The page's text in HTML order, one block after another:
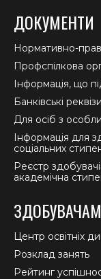
ДОКУМЕНТИ
Нормативно-
Профспілкова
Інформація, що
Банківські
Для осіб з
Інформація для
соціальних
Реєстр
академічна
ЗДОБУВАЧАМ
Центр освітніх
Розклад занять
Рейтинг